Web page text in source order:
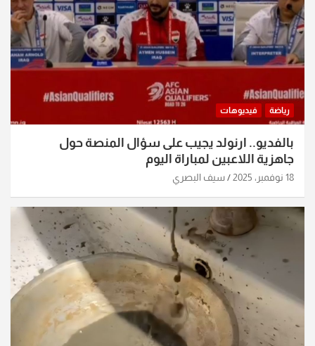
رياضة فيديوهات
بالفديو.. ارنولد يجيب على سؤال المنصة حول
جاهزية اللاعبين لمباراة اليوم
18 نوفمبر، 2025 سيف البصري